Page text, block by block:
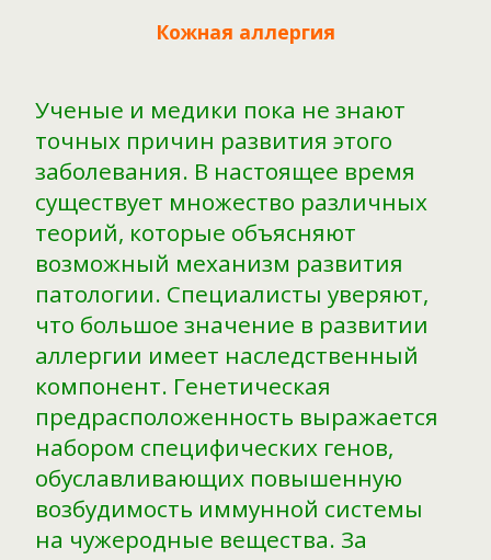
Кожная аллергия
Ученые и медики пока не знают
точных причин развития этого
заболевания. В настоящее время
существует множество различных
теорий, которые объясняют
возможный механизм развития
патологии. Специалисты уверяют,
что большое значение в развитии
аллергии имеет наследственный
компонент. Генетическая
предрасположенность выражается
набором специфических генов,
обуславливающих повышенную
возбудимость иммунной системы
на чужеродные вещества. За